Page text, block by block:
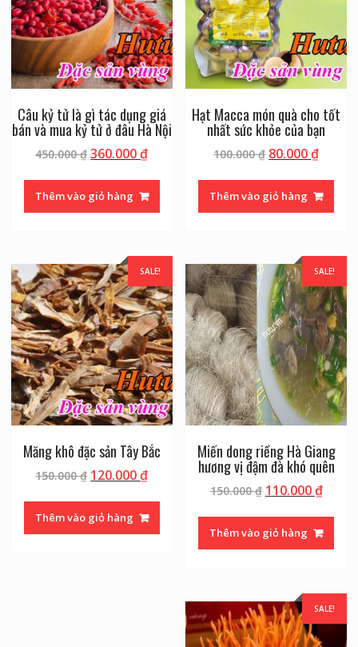
Câu kỷ tử là gì tác dụng giá
bán và mua kỷ tử ở đâu Hà Nội
450.000₫ 360.000₫
Thêm vào giỏ hàng
Hạt Macca món quà cho tốt
nhất sức khỏe của bạn
100.000₫ 80.000₫
Thêm vào giỏ hàng
SALE!
Măng khô đặc sản Tây Bắc
150.000₫ 120.000₫
Thêm vào giỏ hàng
SALE!
Miến dong riềng Hà Giang
hương vị đậm đà khó quên
150.000₫ 110.000₫
Thêm vào giỏ hàng
SALE!